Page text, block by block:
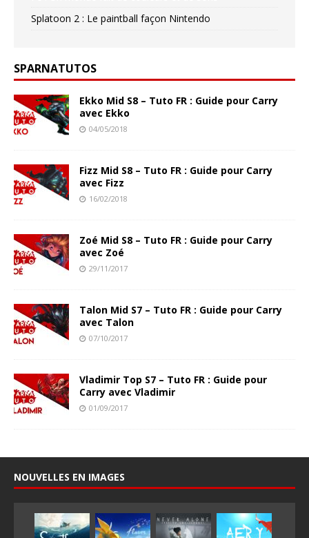
Splatoon 2 : Le paintball façon Nintendo
SPARNATUTOS
Ekko Mid S8 – Tuto FR : Guide pour Carry
avec Ekko
04/05/2018
Fizz Mid S8 – Tuto FR : Guide pour Carry
avec Fizz
16/02/2018
Zoé Mid S8 – Tuto FR : Guide pour Carry
avec Zoé
29/11/2017
Talon Mid S7 – Tuto FR : Guide pour Carry
avec Talon
07/10/2017
Vladimir Top S7 – Tuto FR : Guide pour
Carry avec Vladimir
01/09/2017
NOUVELLES EN IMAGES